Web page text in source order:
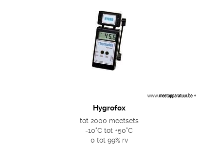
Hygrofox
tot 2000 meetsets
-10°C tot +50°C
0 tot 99% rv